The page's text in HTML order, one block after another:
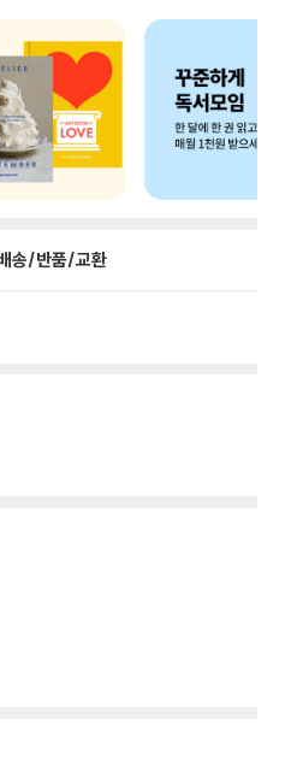
송/반품/교환